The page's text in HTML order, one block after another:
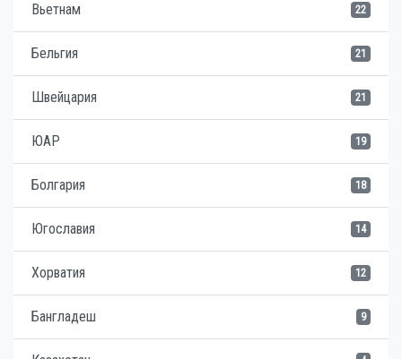
Вьетнам 22
Бельгия 21
Швейцария 21
ЮАР 19
Болгария 18
Югославия 14
Хорватия 12
Бангладеш 9